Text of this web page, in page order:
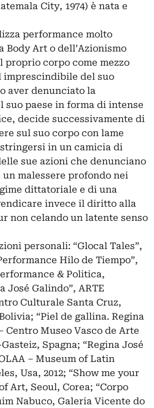
City, 1974) è nata e
performance molto
Body Art o dell’Azionismo
proprio corpo come mezzo
imprescindibile del suo
aver denunciato la
paese in forma di intense
decide successivamente di
sul suo corpo con lame
in un camicia di
sue azioni che denunciano
un malessere profondo nei
dittatoriale e di una
invece il diritto alla
non celando un latente senso
personali: “Glocal Tales”,
Hilo de Tiempo”,
& Politica,
José Galindo”, ARTE
Culturale Santa Cruz,
“Piel de gallina. Regina
Centro Museo Vasco de Arte
Spagna; “Regina José
– Museum of Latin
Usa, 2012; “Show me your
Art, Seoul, Corea; “Corpo
Nabuco, Galeria Vicente do